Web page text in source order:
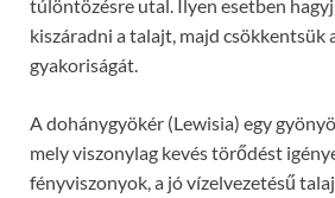
túlöntözésre utal. Ilyen esetben
kiszáradni a talajt, majd csökkentsük
gyakoriságát.
A dohánygyökér (Lewisia) egy
mely viszonylag kevés törődést
fényviszonyok, a jó vízelvezetésű